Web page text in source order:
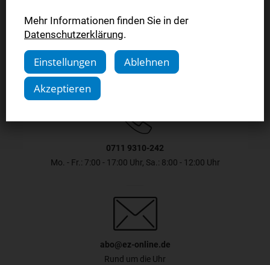
Jetzt bestellen
0711 9310-242
Mo. - Fr.: 7:00 - 17:00 Uhr, Sa.: 8:00 - 12:00 Uhr
abo@ez-online.de
Rund um die Uhr
Mehr Informationen finden Sie in der
Datenschutzerklärung.
Einstellungen
Ablehnen
Akzeptieren